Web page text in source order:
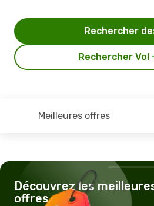
Rechercher Vol
Rechercher
Meilleures offres
Découvrez les
offres